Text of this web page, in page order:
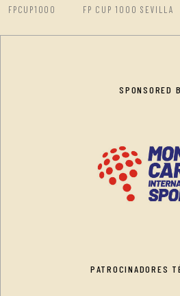
FPCUP1000 FP CUP 1000 SEVILLA
SPONSORED
PATROCINADORES